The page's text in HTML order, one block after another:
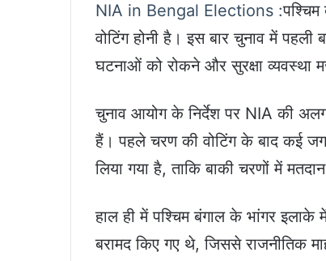
NIA in Bengal Elections :
वोटिंग होनी है। इस बार चुनाव में
घटनाओं को रोकने और सुरक्षा व्यवस्था
चुनाव आयोग के निर्देश पर NIA की
हैं। पहले चरण की वोटिंग के बाद कई
लिया गया है, ताकि बाकी चरणों में
हाल ही में पश्चिम बंगाल के भांगर
बरामद किए गए थे, जिससे राजनीतिक